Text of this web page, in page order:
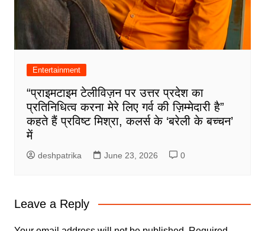
Entertainment
“प्राइमटाइम टेलीविज़न पर उत्तर प्रदेश का
प्रतिनिधित्व करना मेरे लिए गर्व की ज़िम्मेदारी है”
कहते हैं प्रविष्ट मिश्रा, कलर्स के ‘बरेली के बच्चन’
में
deshpatrika June 23, 2026 0
Leave a Reply